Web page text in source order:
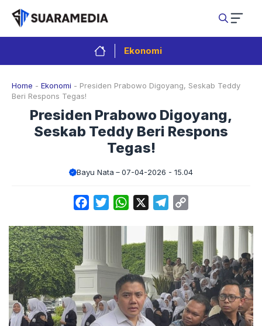
Langsung
isi
Ekonomi
Home - Ekonomi - Presiden Prabowo Digoyang, Seskab Teddy
Beri Respons Tegas!
Presiden Prabowo Digoyang,
Seskab Teddy Beri Respons
Tegas!
Bayu Nata 07-04-2026 - 15.04
FacebookTwitterWhatsApp Telegram